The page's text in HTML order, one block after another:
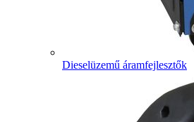
Dieselüzemű áramfejlesztők